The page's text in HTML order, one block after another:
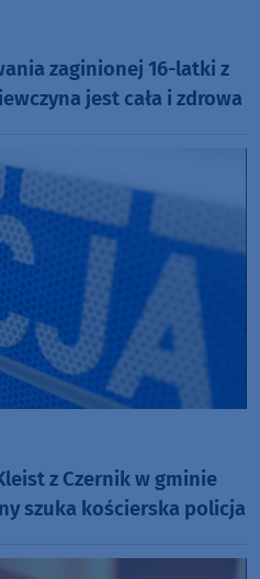
zaginionej 16-latki z
jest cała i zdrowa
z Czernik w gminie
szuka kościerska policja